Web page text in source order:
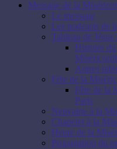
Message de la
Le message
Les podcasts de
Tableau de
Histoire du
Autres
Fête de la
Fête de la
Paris
Neuvaine à la
Chapelet à la
Heure de la
Propagation du